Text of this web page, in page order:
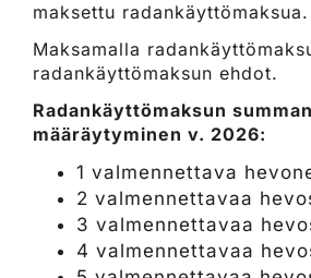
maksettu radankäyttömaksua.
Maksamalla
radankäyttömaksun ehdot.
Radankäyttömaksun summan
määräytyminen v. 2026:
1 valmennettava
2 valmennettavaa
3 valmennettavaa
4 valmennettavaa